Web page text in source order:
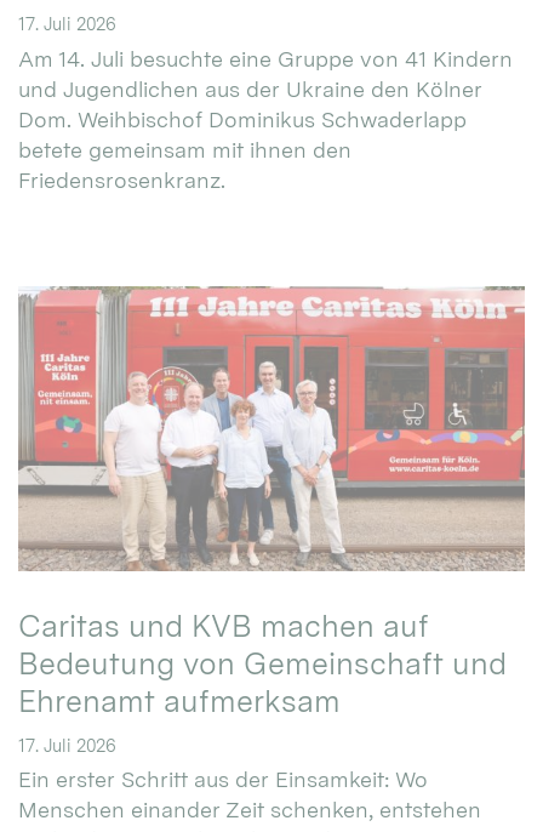
17. Juli 2026
Am 14. Juli besuchte eine Gruppe von 41 Kindern
und Jugendlichen aus der Ukraine den Kölner
Dom. Weihbischof Dominikus Schwaderlapp
betete gemeinsam mit ihnen den
Friedensrosenkranz.
Caritas und KVB machen auf
Bedeutung von Gemeinschaft und
Ehrenamt aufmerksam
17. Juli 2026
Ein erster Schritt aus der Einsamkeit: Wo
Menschen einander Zeit schenken, entstehen